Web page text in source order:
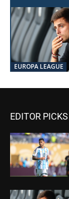
EUROPA LEAGUE
EDITOR PICKS